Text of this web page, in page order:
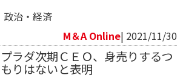
政治・経済
M＆A Online| 2021/11/30
プラダ次期ＣＥＯ、身売りするつ
もりはないと表明